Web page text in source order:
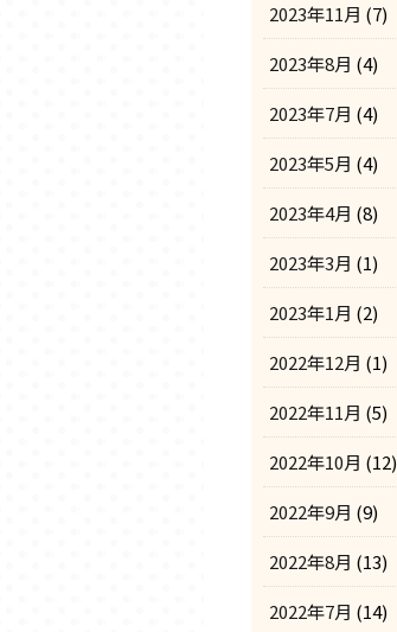
2023年11月 (7)
2023年8月 (4)
2023年7月 (4)
2023年5月 (4)
2023年4月 (8)
2023年3月 (1)
2023年1月 (2)
2022年12月 (1)
2022年11月 (5)
2022年10月 (12)
2022年9月 (9)
2022年8月 (13)
2022年7月 (14)